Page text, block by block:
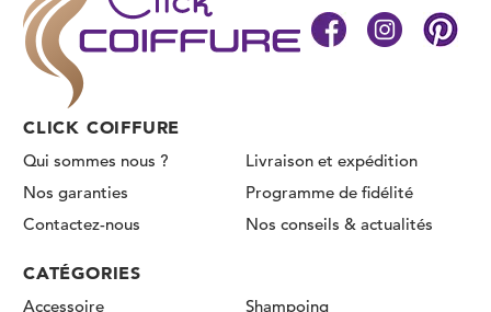
CLICK COIFFURE
Qui sommes nous ?
Livraison et expédition
Nos garanties
Programme de fidélité
Contactez-nous
Nos conseils & actualités
CATÉGORIES
Accessoire Shampoing